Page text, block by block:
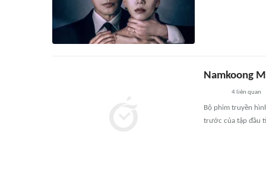
Namkoong
4liên quan
Bộ phim truyền
trước của tập đầu